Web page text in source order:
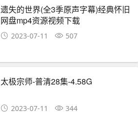
遗失的世界(全3季原声字幕)经典怀旧
网盘mp4资源视频下载
2023-07-11 507
太极宗师-普清28集-4.58G
2023-07-11 344